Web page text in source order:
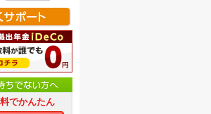
でかんたん